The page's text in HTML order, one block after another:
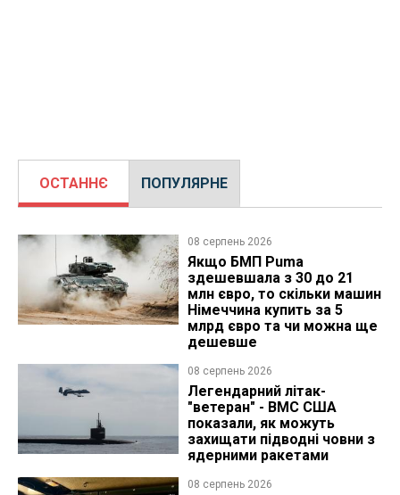
ОСТАННЄ ПОПУЛЯРНЕ
08 серпень 2026
Якщо БМП Puma
здешевшала з 30 до 21
млн євро, то скільки машин
Німеччина купить за 5
млрд євро та чи можна ще
дешевше
08 серпень 2026
Легендарний літак-
"ветеран" - ВМС США
показали, як можуть
захищати підводні човни з
ядерними ракетами
08 серпень 2026